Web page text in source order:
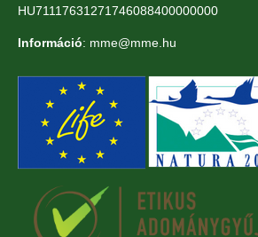
HU71117631271746088400000000
Információ: mme@mme.hu